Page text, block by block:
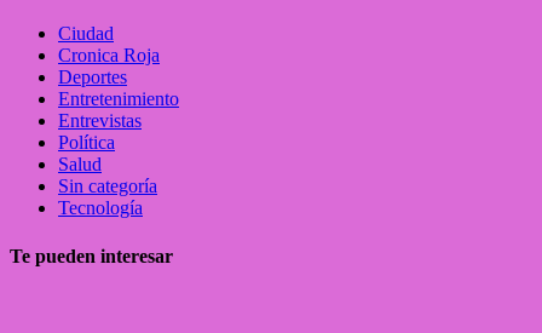
Ciudad
Cronica Roja
Deportes
Entretenimiento
Entrevistas
Política
Salud
Sin categoría
Tecnología
Te pueden interesar